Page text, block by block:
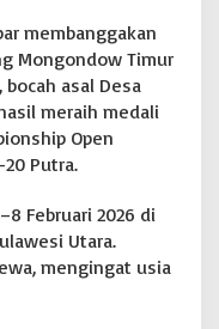
membanggakan
Mongondow Timur
asal Desa
meraih medali
Open
Putra.
Februari 2026 di
Utara.
mengingat usia